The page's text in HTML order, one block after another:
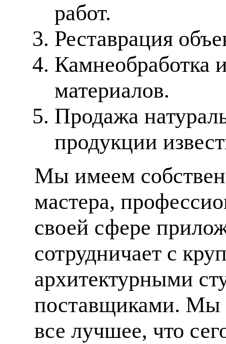
работ.
Реставрация
Камнеобработка
материалов.
Продажа
продукции
Мы имеем
мастера,
своей сфере
сотрудничает с
архитектурными
поставщиками. Мы
все лучшее, что